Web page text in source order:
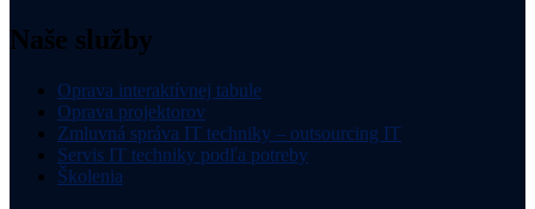
Naše služby
Oprava interaktívnej tabule
Oprava projektorov
Zmluvná správa IT techniky – outsourcing IT
Servis IT techniky podľa potreby
Školenia